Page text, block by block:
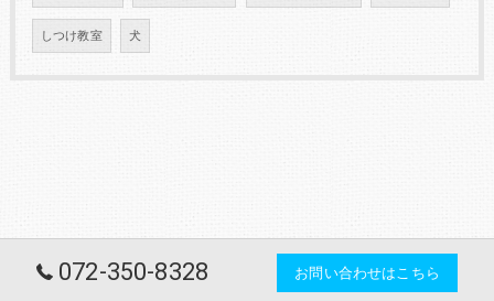
しつけ教室 犬
072-350-8328 お問い合わせはこちら